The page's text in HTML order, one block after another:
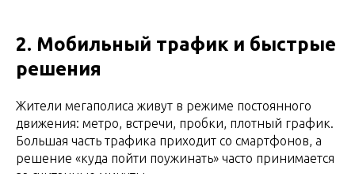
2. Мобильный трафик и быстрые
решения
Жители мегаполиса живут в режиме постоянного
движения: метро, встречи, пробки, плотный график.
Большая часть трафика приходит со смартфонов, а
решение «куда пойти поужинать» часто принимается